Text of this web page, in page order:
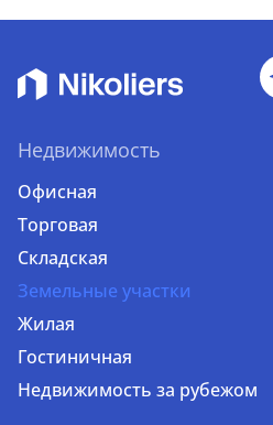
Недвижимость
Офисная
Торговая
Складская
Земельные участки
Жилая
Гостиничная
Недвижимость за рубежом